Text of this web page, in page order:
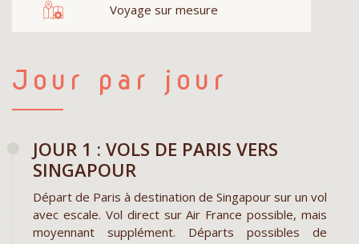
Voyage sur mesure
Jour par jour
​JOUR 1 : VOLS DE PARIS VERS
SINGAPOUR
Départ de Paris à destination de Singapour sur un vol
avec escale. Vol direct sur Air France possible, mais
moyennant supplément. Départs possibles de